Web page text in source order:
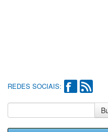
REDES SOCIAIS: